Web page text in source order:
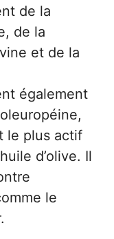
de la
de la
et de la
également
le plus actif
d’olive. Il
le